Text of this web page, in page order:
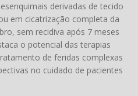
derivadas de tecido
em cicatrização completa da
sem recidiva após 7 meses
o potencial das terapias
de feridas complexas
no cuidado de pacientes